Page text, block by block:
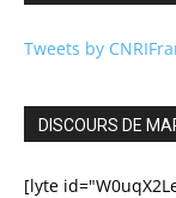
Tweets by
DISCOURS DE
[lyte